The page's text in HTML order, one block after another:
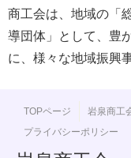
商工会は、地域の「
導団体」として、豊
に、様々な地域振興
TOPページ 岩泉商工
プライバシーポリシー